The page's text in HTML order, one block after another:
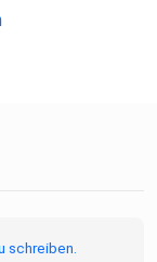
schreiben.